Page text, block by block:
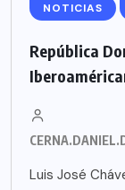
NOTICIAS
República
Luis José